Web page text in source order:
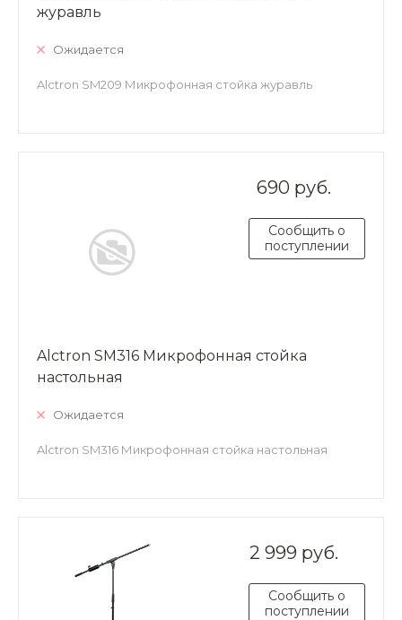
журавль
Ожидается
Alctron SM209 Микрофонная стойка журавль
690 руб.
Сообщить о
поступлении
Alctron SM316 Микрофонная стойка
настольная
Ожидается
Alctron SM316 Микрофонная стойка настольная
2 999 руб.
Сообщить о
поступлении